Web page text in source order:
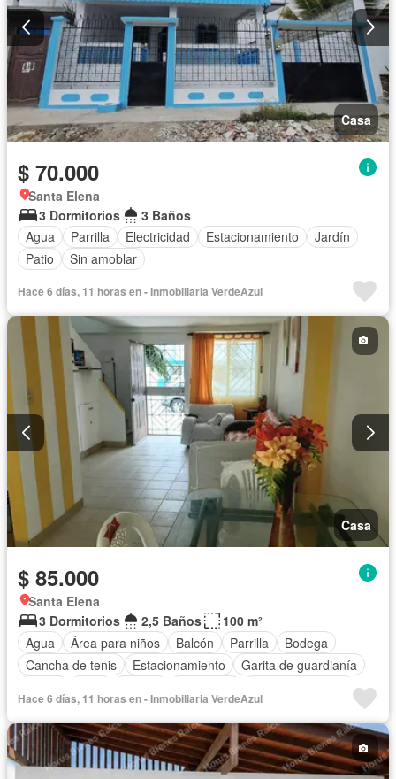
Casa
$ 70.000
Santa Elena
3 Dormitorios
3 Baños
Agua
Parrilla Electricidad Estacionamiento
Jardín
Patio
Sin amoblar
Hace 6 días, 11 horas en - Inmobiliaria VerdeAzul
Casa
$ 85.000
Santa Elena
3 Dormitorios
2,5 Baños
100 m²
Agua
Área para niños Balcón Parrilla
Bodega
Cancha de tenis
Estacionamiento
Garita de guardianía
Sin amoblar
Hace 6 días, 11 horas en - Inmobiliaria VerdeAzul